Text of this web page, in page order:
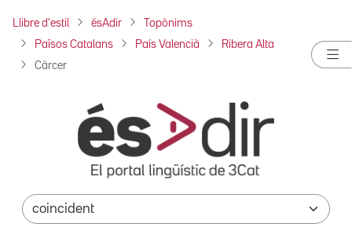
Llibre d'estil ésAdir Topònims
Països Catalans País Valencià Ribera Alta
Càrcer